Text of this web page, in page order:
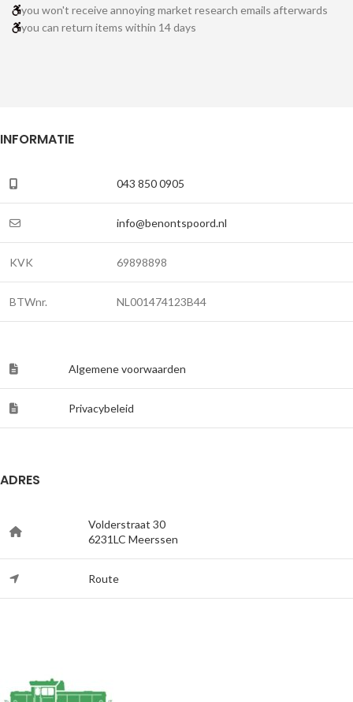
you won't receive annoying market research emails afterwards
you can return items within 14 days
INFORMATIE
043 850 0905
info@benontspoord.nl
KVK 69898898
BTWnr. NL001474123B44
Algemene voorwaarden
Privacybeleid
ADRES
Volderstraat 30
6231LC Meerssen
Route